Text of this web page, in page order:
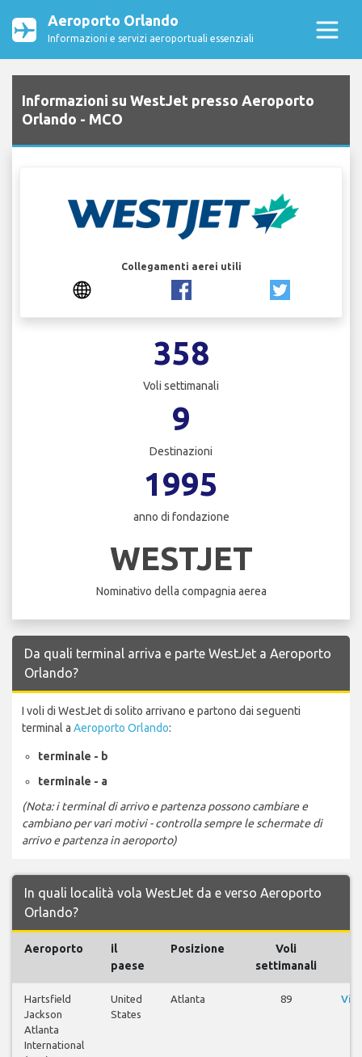
Aeroporto Orlando
Informazioni e servizi aeroportuali essenziali
Informazioni su WestJet presso Aeroporto
Orlando - MCO
Collegamenti aerei utili
358
Voli settimanali
9
Destinazioni
1995
anno di fondazione
WESTJET
Nominativo della compagnia aerea
Da quali terminal arriva e parte WestJet a Aeroporto
Orlando?
I voli di WestJet di solito arrivano e partono dai seguenti
terminal a Aeroporto Orlando:
terminale - b
terminale - a
(Nota: i terminal di arrivo e partenza possono cambiare e
cambiano per vari motivi - controlla sempre le schermate di
arrivo e partenza in aeroporto)
In quali località vola WestJet da e verso Aeroporto
Orlando?
Aeroporto
il
paese
Posizione
Voli
settimanali
Hartsfield
Jackson
Atlanta
International
United
States
Atlanta 89